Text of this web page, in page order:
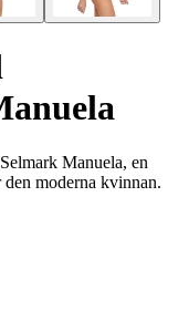
Manuela, en
moderna kvinnan.